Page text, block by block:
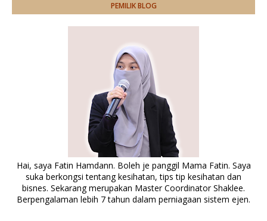
PEMILIK BLOG
Hai, saya Fatin Hamdann. Boleh je panggil Mama Fatin. Saya
suka berkongsi tentang kesihatan, tips tip kesihatan dan
bisnes. Sekarang merupakan Master Coordinator Shaklee.
Berpengalaman lebih 7 tahun dalam perniagaan sistem ejen.